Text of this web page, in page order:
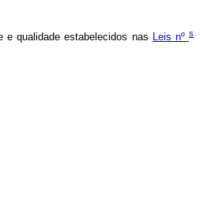
qualidade estabelecidos nas Leis nºs